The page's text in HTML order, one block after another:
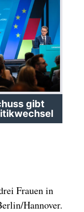
gibt
Frauen in
Hannover.